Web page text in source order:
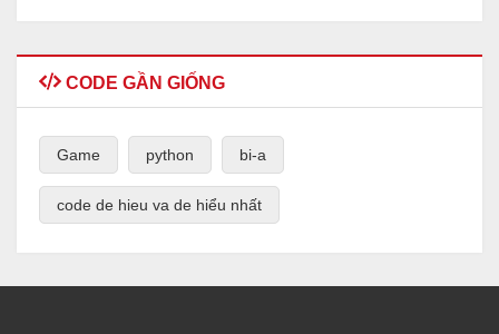
CODE GẦN GIỐNG
Game python bi-a
code de hieu va de hiểu nhất